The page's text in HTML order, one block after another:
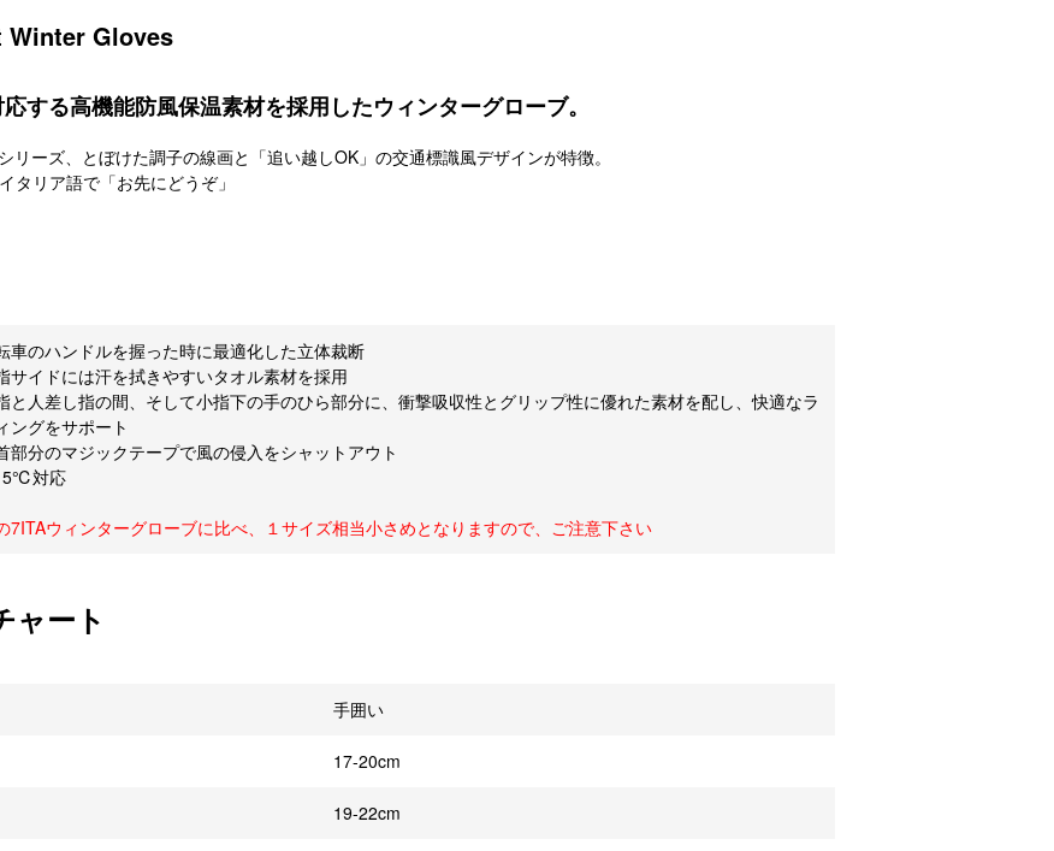
Winter Gloves
する高機能防風保温素材を採用したウィンターグローブ。
リーズ、とぼけた調子の線画と「追い越しOK」の交通標識風デザインが特徴。
タリア語で「お先にどうぞ」
車のハンドルを握った時に最適化した立体裁断
サイドには汗を拭きやすいタオル素材を採用
と人差し指の間、そして小指下の手のひら部分に、衝撃吸収性とグリップ性に優れた素材を配し、快適なラ
ングをサポート
部分のマジックテープで風の侵入をシャットアウト
対応
7ITAウィンターグローブに比べ、１サイズ相当小さめとなりますので、ご注意下さい
ャート
手囲い
17-20cm
19-22cm